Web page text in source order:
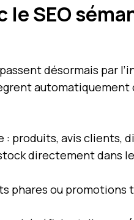
SEO
désormais par
: produits, avis clients,
directement dans
phares ou promotions